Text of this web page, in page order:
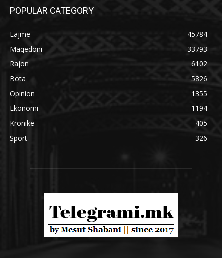
POPULAR CATEGORY
Lajme
45784
Maqedoni
33793
Rajon
6102
Bota
5826
Opinion
1355
Ekonomi
1194
Kronikë
405
Sport
326